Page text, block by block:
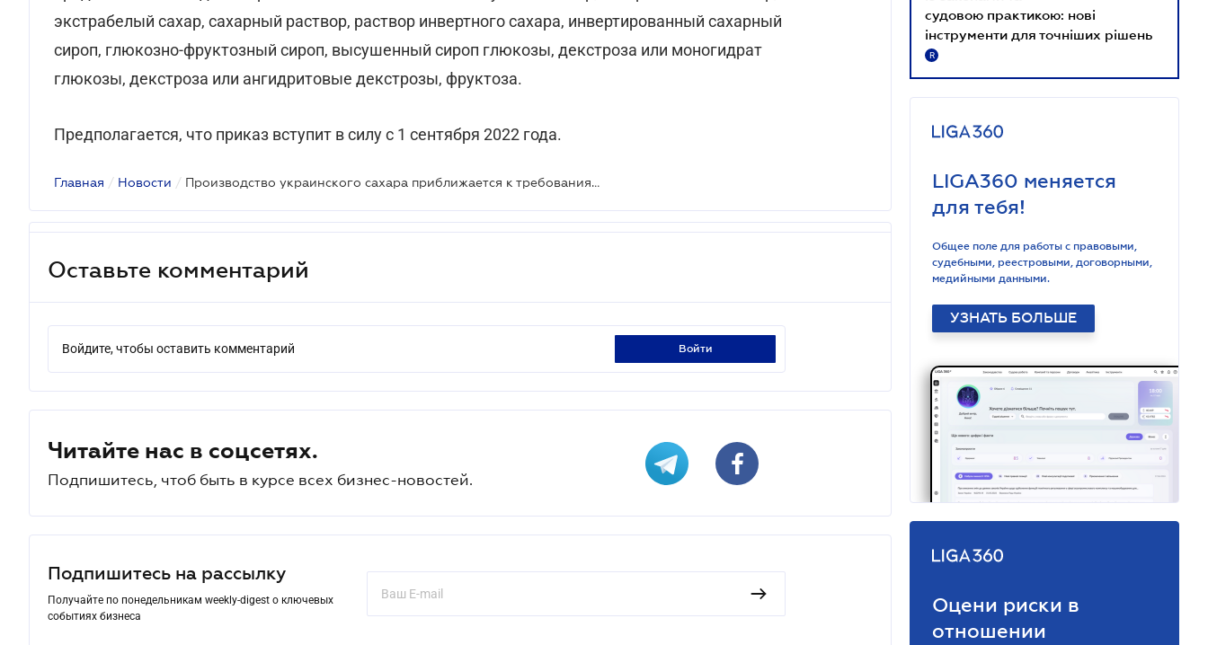
экстрабелый сахар, сахарный раствор, раствор инвертного сахара, инвертированный сахарный
сироп, глюкозно-фруктозный сироп, высушенный сироп глюкозы, декстроза или моногидрат
глюкозы, декстроза или ангидритовые декстрозы, фруктоза.
Предполагается, что приказ вступит в силу с 1 сентября 2022 года.
Главная / Новости / Производство украинского сахара приближается к требованиям европейских стандартов
Оставьте комментарий
Войдите, чтобы оставить комментарий войти
Читайте нас в соцсетях.
Подпишитесь, чтоб быть в курсе всех бизнес-новостей.
Подпишитесь на рассылку
Получайте по понедельникам weekly-digest о ключевых
событиях бизнеса
судовою практикою: нові
інструменти для точніших рішень
R
LIGA360 меняется
для тебя!
Общее поле для работы с правовыми,
судебными, реестровыми, договорными,
медийными данными.
УЗНАТЬ БОЛЬШЕ
Оцени риски в
отношении